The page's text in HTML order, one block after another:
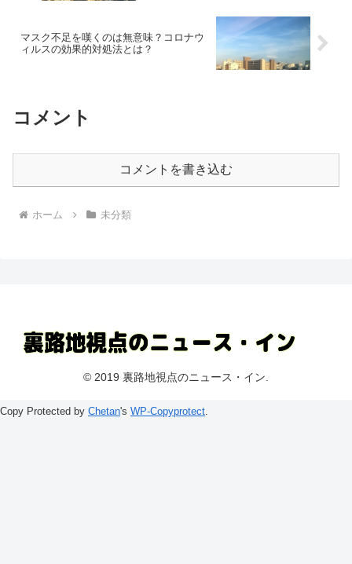
マスク不足を嘆くのは無意味？コロナウ
ィルスの効果的対処法とは？
コメント
コメントを書き込む
ホーム 未分類
© 2019 裏路地視点のニュース・イン.
Copy Protected by Chetan's WP-Copyprotect